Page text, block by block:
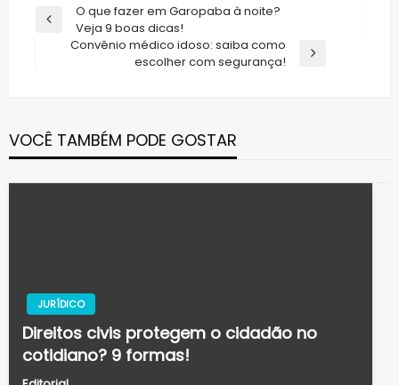
Navegação
Previous
O que fazer em Garopaba à noite?
Veja 9 boas dicas!
Convênio médico idoso: saiba como
escolher com segurança!
VOCÊ TAMBÉM PODE GOSTAR
JURÍDICO
Direitos civis protegem o cidadão no
cotidiano? 9 formas!